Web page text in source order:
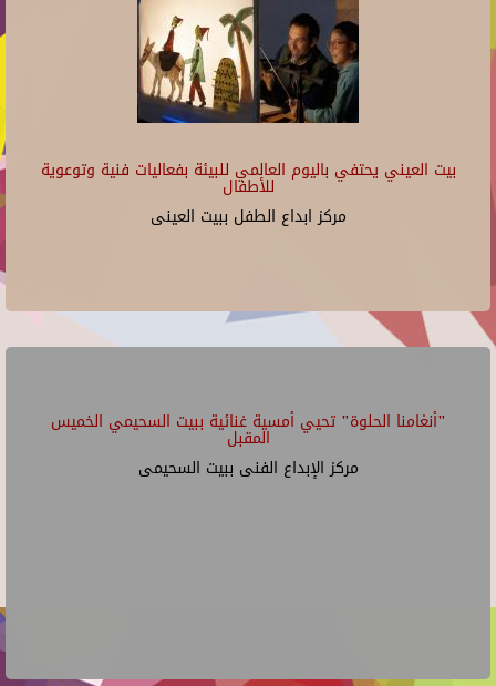
بيت العيني يحتفي باليوم العالمي للبيئة بفعاليات فنية وتوعوية
للأطفال
مركز ابداع الطفل ببيت العينى
"أنغامنا الحلوة" تحيي أمسية غنائية ببيت السحيمي الخميس
المقبل
مركز الإبداع الفنى ببيت السحيمى